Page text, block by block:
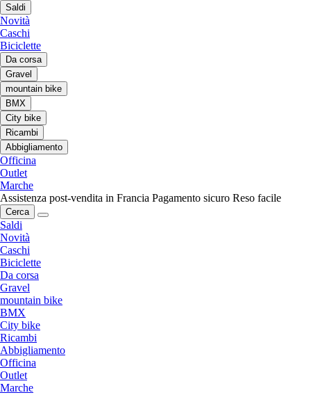
Saldi
Novità
Caschi
Biciclette
Da corsa
Gravel
mountain bike
BMX
City bike
Ricambi
Abbigliamento
Officina
Outlet
Marche
Assistenza post-vendita in Francia Pagamento sicuro Reso facile
Cerca
Saldi
Novità
Caschi
Biciclette
Da corsa
Gravel
mountain bike
BMX
City bike
Ricambi
Abbigliamento
Officina
Outlet
Marche